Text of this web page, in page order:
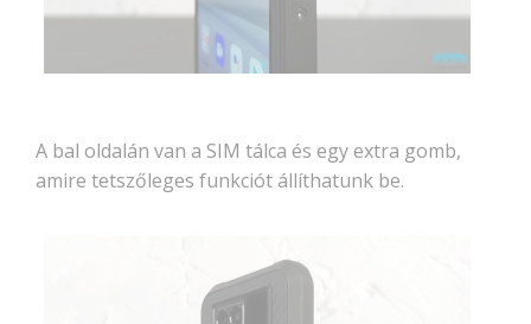
A bal oldalán van a SIM tálca és egy extra gomb,
amire tetszőleges funkciót állíthatunk be.